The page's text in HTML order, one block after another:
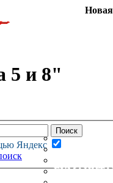
5 и 8"
Яндекс
ФОРУМ
НОВЫЕ